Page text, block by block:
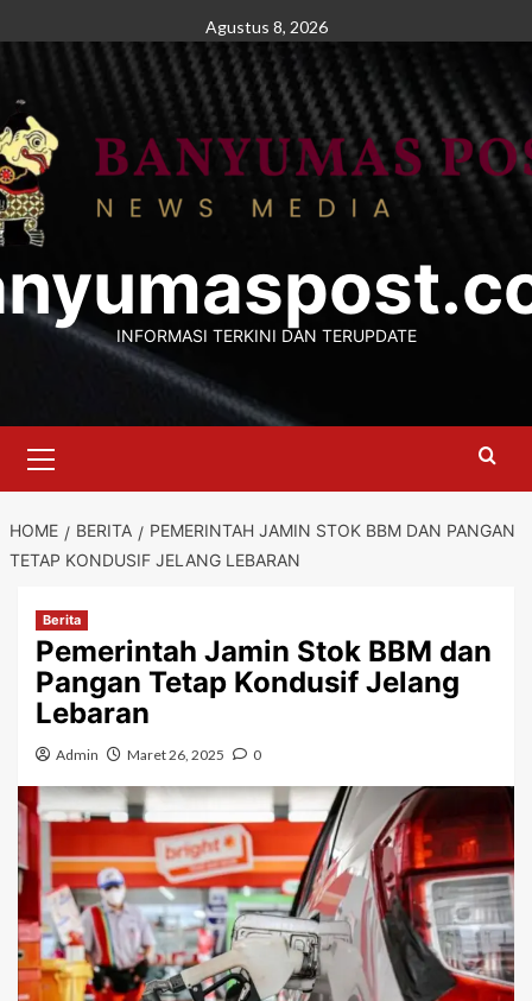
to
Agustus 8, 2026
INFORMASI TERKINI DAN TERUPDATE
Menu
HOME BERITA
PEMERINTAH JAMIN STOK BBM DAN PANGAN
TETAP KONDUSIF JELANG LEBARAN
Berita
Pemerintah Jamin Stok BBM dan
Pangan Tetap Kondusif Jelang
Lebaran
Admin Maret 26, 2025 0